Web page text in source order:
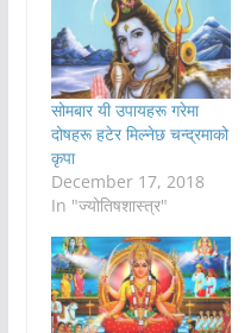
सोमबार यी उपायहरू गरेमा
दोषहरू हटेर मिल्नेछ चन्द्रमाको
कृपा
December 17, 2018
In "ज्योतिषशास्त्र"